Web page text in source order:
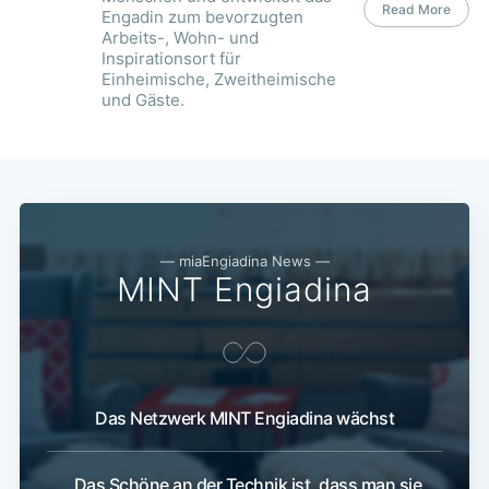
Engadin zum bevorzugten
Arbeits-, Wohn- und
Inspirationsort für
Einheimische, Zweitheimische
und Gäste.
Read More
— miaEngiadina News —
MINT Engiadina
Das Netzwerk MINT Engiadina wächst